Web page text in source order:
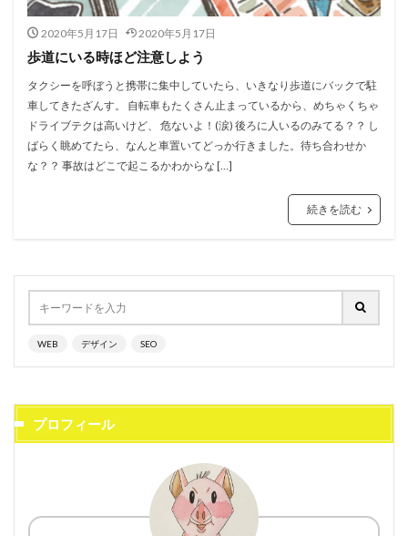
2020年5月17日 2020年5月17日
歩道にいる時ほど注意しよう
タクシーを呼ぼうと携帯に集中していたら、いきなり歩道にバックで駐
車してきたざんす。 自転車もたくさん止まっているから、めちゃくちゃ
ドライブテクは高いけど、 危ないよ！(涙) 後ろに人いるのみてる？？ し
ばらく眺めてたら、なんと車置いてどっか行きました。待ち合わせか
な？？ 事故はどこで起こるかわからな […]
続きを読む
WEB デザイン SEO
プロフィール